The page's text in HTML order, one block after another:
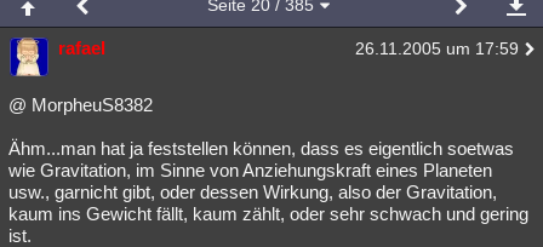
meine Rubriken
Menschen Mystery Kriminalfälle
Spiritualität Verschwörungen
Natur Umfragen Unterhaltung
weitere Rubriken
Philosophie Träume Orte Esoterik Literatur
Seite 20/ 385
rafael 26.11.2005 um 17:59
@ MorpheuS8382
Ähm...man hat ja feststellen können, dass es eigentlich soetwas
wie Gravitation, im Sinne von Anziehungskraft eines Planeten
usw., garnicht gibt, oder dessen Wirkung, also der Gravitation,
kaum ins Gewicht fällt, kaum zählt, oder sehr schwach und gering
ist.